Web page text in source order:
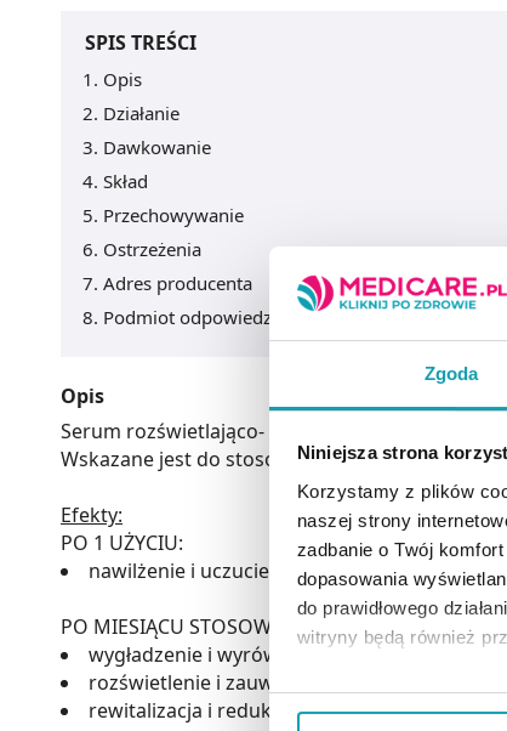
Zgoda
Niniejsza strona
Korzystamy z plików
naszej strony
zadbanie o Twój
dopasowania
do prawidłowego
witryny będą również
Jeżeli chcesz
SPIS TREŚCI
Opis
Działanie
Dawkowanie
Skład
Przechowywanie
Ostrzeżenia
Adres producenta
Podmiot odpowiedzialny
Opis
Serum rozświetlająco- odżywcze na dzień dla
Wskazane jest do stosowania w celu
Efekty:
PO 1 UŻYCIU:
nawilżenie i uczucie świeżości na skórze.
PO MIESIĄCU STOSOWANIA:
wygładzenie i wyrównanie kolorytu,
rozświetlenie i zauważalne odżywienie skóry,
rewitalizacja i redukcja oznak zmęczenia.